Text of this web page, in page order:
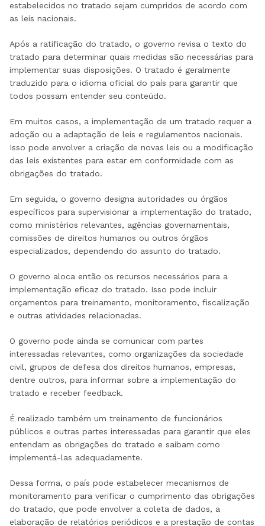
estabelecidos no tratado sejam cumpridos de acordo com
as leis nacionais.
Após a ratificação do tratado, o governo revisa o texto do
tratado para determinar quais medidas são necessárias para
implementar suas disposições. O tratado é geralmente
traduzido para o idioma oficial do país para garantir que
todos possam entender seu conteúdo.
Em muitos casos, a implementação de um tratado requer a
adoção ou a adaptação de leis e regulamentos nacionais.
Isso pode envolver a criação de novas leis ou a modificação
das leis existentes para estar em conformidade com as
obrigações do tratado.
Em seguida, o governo designa autoridades ou órgãos
específicos para supervisionar a implementação do tratado,
como ministérios relevantes, agências governamentais,
comissões de direitos humanos ou outros órgãos
especializados, dependendo do assunto do tratado.
O governo aloca então os recursos necessários para a
implementação eficaz do tratado. Isso pode incluir
orçamentos para treinamento, monitoramento, fiscalização
e outras atividades relacionadas.
O governo pode ainda se comunicar com partes
interessadas relevantes, como organizações da sociedade
civil, grupos de defesa dos direitos humanos, empresas,
dentre outros, para informar sobre a implementação do
tratado e receber feedback.
É realizado também um treinamento de funcionários
públicos e outras partes interessadas para garantir que eles
entendam as obrigações do tratado e saibam como
implementá-las adequadamente.
Dessa forma, o país pode estabelecer mecanismos de
monitoramento para verificar o cumprimento das obrigações
do tratado, que pode envolver a coleta de dados, a
elaboração de relatórios periódicos e a prestação de contas